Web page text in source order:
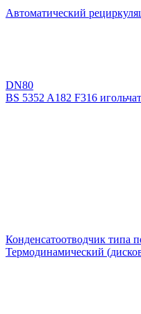
Автоматический
DN80
BS 5352 A182 F316
Конденсатоотводчик типа
Термодинамический